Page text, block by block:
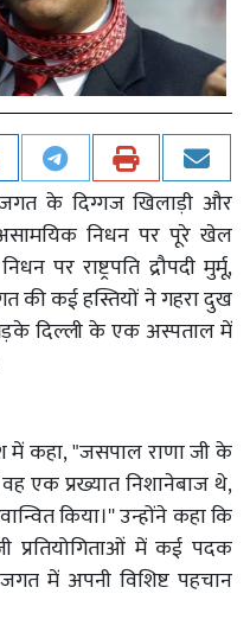
जगत के दिग्गज खिलाड़ी और
निधन पर पूरे खेल
राष्ट्रपति द्रौपदी मुर्मू,
की कई हस्तियों ने गहरा दुख
दिल्ली के एक अस्पताल में
में कहा, "जसपाल राणा जी के
एक प्रख्यात निशानेबाज थे,
किया।'' उन्होंने कहा कि
प्रतियोगिताओं में कई पदक
में अपनी विशिष्ट पहचान